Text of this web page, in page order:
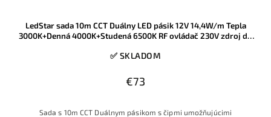
LedStar sada 10m CCT Duálny LED pásik 12V 14,4W/m Tepla
3000K+Denná 4000K+Studená 6500K RF ovládač 230V zdroj do
✅ SKLADOM
€73
Sada s 10m CCT Duálnym pásikom s čipmi umožňujúcimi